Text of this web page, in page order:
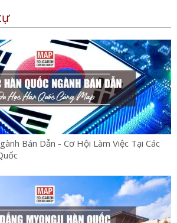
Bán Dẫn - Cơ Hội Làm Việc Tại Các